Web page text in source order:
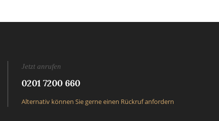
Jetzt anrufen
0201 7200 660
Alternativ können Sie gerne einen Rückruf anfordern